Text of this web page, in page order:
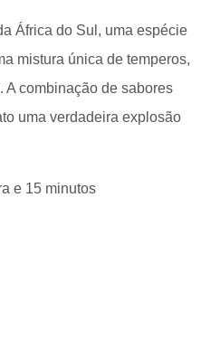
África do Sul, uma espécie
mistura única de temperos,
A combinação de sabores
uma verdadeira explosão
e 15 minutos